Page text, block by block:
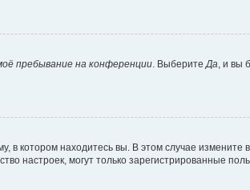
пребывание на конференции . Выберите Да , и вы
в котором находитесь вы. В этом случае измените
настроек, могут только зарегистрированные